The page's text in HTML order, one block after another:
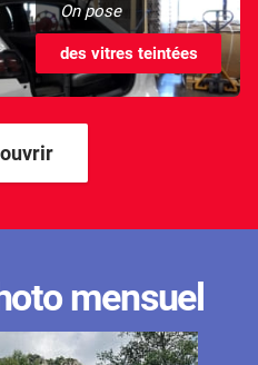
On pose
des vitres teintées
mensuel